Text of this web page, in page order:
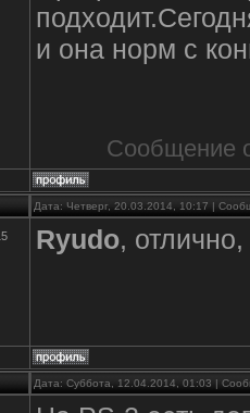
и она норм с
Сообщение
Дата: Четверг, 20.03.2014, 10:17 |
Ryudo,
Дата: Суббота, 12.04.2014, 01:03 |